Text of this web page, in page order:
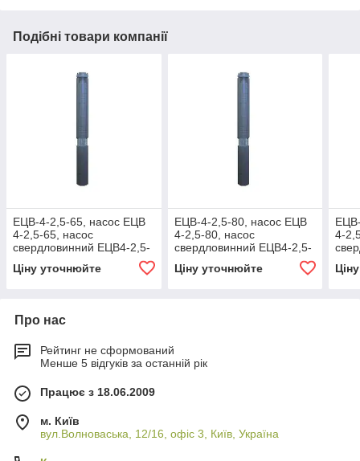
Подібні товари компанії
ЕЦВ-4-2,5-65, насос ЕЦВ
4-2,5-65, насос
свердловинний ЕЦВ4-2,5-
65, ШКВ 4-2,5-65, насос
ЕЦВ 4
Ціну уточнюйте
ЕЦВ-4-2,5-80, насос ЕЦВ
4-2,5-80, насос
свердловинний ЕЦВ4-2,5-
80, ШКВ 4-2,5-80, насос
ЕЦВ 4
Ціну уточнюйте
4-
ЕЦВ
Про нас
Рейтинг не сформований
Менше 5 відгуків за останній рік
Працює з 18.06.2009
м. Київ
вул.Волноваська, 12/16, офіс 3, Київ, Україна